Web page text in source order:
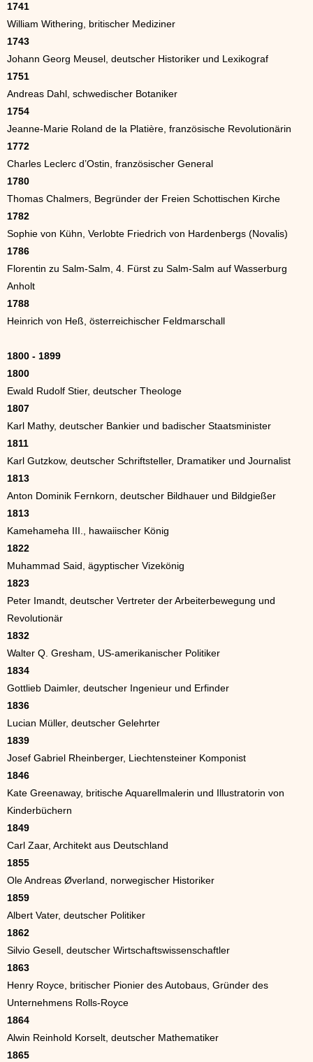
1741
William Withering, britischer Mediziner
1743
Johann Georg Meusel, deutscher Historiker und Lexikograf
1751
Andreas Dahl, schwedischer Botaniker
1754
Jeanne-Marie Roland de la Platière, französische Revolutionärin
1772
Charles Leclerc d’Ostin, französischer General
1780
Thomas Chalmers, Begründer der Freien Schottischen Kirche
1782
Sophie von Kühn, Verlobte Friedrich von Hardenbergs (Novalis)
1786
Florentin zu Salm-Salm, 4. Fürst zu Salm-Salm auf Wasserburg
Anholt
1788
Heinrich von Heß, österreichischer Feldmarschall
1800 - 1899
1800
Ewald Rudolf Stier, deutscher Theologe
1807
Karl Mathy, deutscher Bankier und badischer Staatsminister
1811
Karl Gutzkow, deutscher Schriftsteller, Dramatiker und Journalist
1813
Anton Dominik Fernkorn, deutscher Bildhauer und Bildgießer
1813
Kamehameha III., hawaiischer König
1822
Muhammad Said, ägyptischer Vizekönig
1823
Peter Imandt, deutscher Vertreter der Arbeiterbewegung und
Revolutionär
1832
Walter Q. Gresham, US-amerikanischer Politiker
1834
Gottlieb Daimler, deutscher Ingenieur und Erfinder
1836
Lucian Müller, deutscher Gelehrter
1839
Josef Gabriel Rheinberger, Liechtensteiner Komponist
1846
Kate Greenaway, britische Aquarellmalerin und Illustratorin von
Kinderbüchern
1849
Carl Zaar, Architekt aus Deutschland
1855
Ole Andreas Øverland, norwegischer Historiker
1859
Albert Vater, deutscher Politiker
1862
Silvio Gesell, deutscher Wirtschaftswissenschaftler
1863
Henry Royce, britischer Pionier des Autobaus, Gründer des
Unternehmens Rolls-Royce
1864
Alwin Reinhold Korselt, deutscher Mathematiker
1865